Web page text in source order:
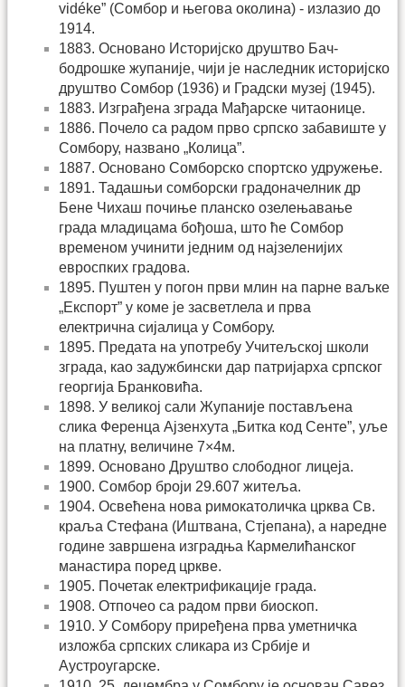
vidéke” (Сомбор и његова околина) - излазио до
1914.
1883. Основано Историјско друштво Бач-
бодрошке жупаније, чији је наследник историјско
друштво Сомбор (1936) и Градски музеј (1945).
1883. Изграђена зграда Мађарске читаонице.
1886. Почело са радом прво српско забавиште у
Сомбору, названо „Колица”.
1887. Основано Сомборско спортско удружење.
1891. Тадашњи сомборски градоначелник др
Бене Чихаш почиње планско озелењавање
града младицама бођоша, што ће Сомбор
временом учинити једним од најзеленијих
евроспких градова.
1895. Пуштен у погон први млин на парне ваљке
„Експорт” у коме је засветлела и прва
електрична сијалица у Сомбору.
1895. Предата на употребу Учитељској школи
зграда, као задужбински дар патријарха српског
георгија Бранковића.
1898. У великој сали Жупаније постављена
слика Ференца Ајзенхута „Битка код Сенте”, уље
на платну, величине 7×4м.
1899. Основано Друштво слободног лицеја.
1900. Сомбор броји 29.607 житеља.
1904. Освећена нова римокатоличка црква Св.
краља Стефана (Иштвана, Стјепана), а наредне
године завршена изградња Кармелићанског
манастира поред цркве.
1905. Почетак електрификације града.
1908. Отпочео са радом први биоскоп.
1910. У Сомбору приређена прва уметничка
изложба српских сликара из Србије и
Аустроугарске.